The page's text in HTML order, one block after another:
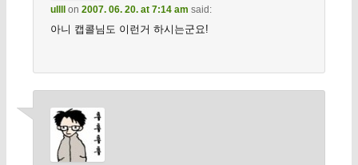
ullll on 2007. 06. 20. at 7:14 am said:
아니 캡콜님도 이런거 하시는군요!